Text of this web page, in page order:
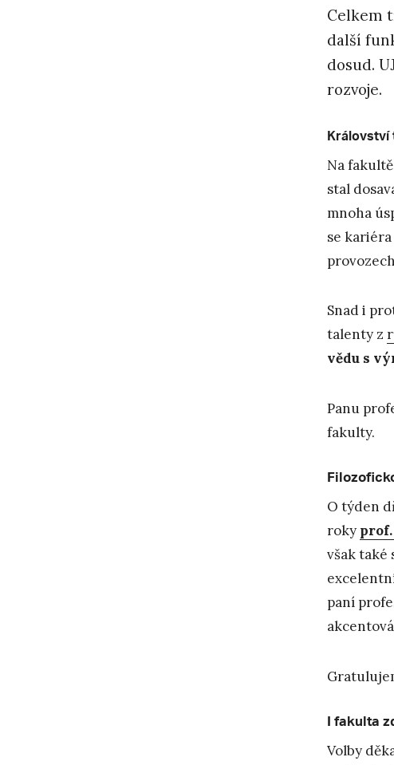
Celkem
další
dosud.
rozvoje.
Království
Na
stal
mnoha
se
Snad i
talenty z
vědu s
Panu
fakulty.
O týden
roky
však také
paní
I fakulta
Volby